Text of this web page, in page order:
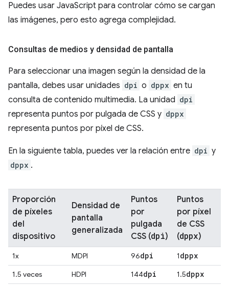
Puedes usar JavaScript para controlar cómo se cargan
las imágenes, pero esto agrega complejidad.
Consultas de medios y densidad de pantalla
Para seleccionar una imagen según la densidad de la
pantalla, debes usar unidades dpi o dppx en tu
consulta de contenido multimedia. La unidad dpi
representa puntos por pulgada de CSS y dppx
representa puntos por píxel de CSS.
En la siguiente tabla, puedes ver la relación entre dpi y
dppx .
Proporción
de píxeles
del
dispositivo
Densidad de
pantalla
generalizada
Puntos
por
pulgada
CSS (dpi)
Puntos
por píxel
de CSS
(dppx)
1x MDPI 96dpi 1dppx
1.5 veces HDPI 144dpi 1.5dppx